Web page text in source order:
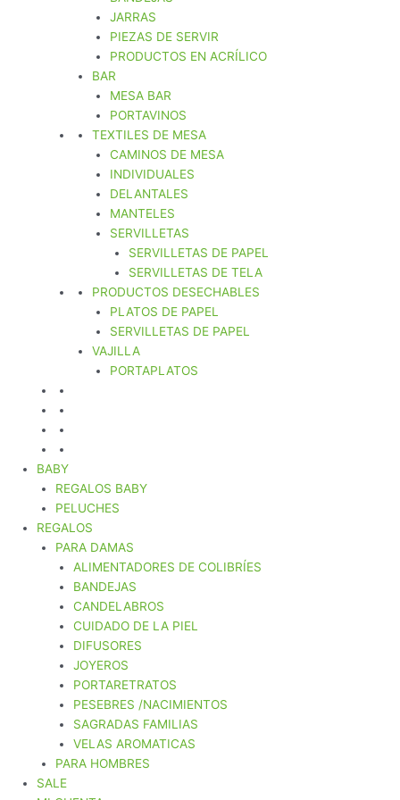
JARRAS
PIEZAS DE SERVIR
PRODUCTOS EN ACRÍLICO
BAR
MESA BAR
PORTAVINOS
TEXTILES DE MESA
CAMINOS DE MESA
INDIVIDUALES
DELANTALES
MANTELES
SERVILLETAS
SERVILLETAS DE PAPEL
SERVILLETAS DE TELA
PRODUCTOS DESECHABLES
PLATOS DE PAPEL
SERVILLETAS DE PAPEL
VAJILLA
PORTAPLATOS
BABY
REGALOS BABY
PELUCHES
REGALOS
PARA DAMAS
ALIMENTADORES DE COLIBRÍES
BANDEJAS
CANDELABROS
CUIDADO DE LA PIEL
DIFUSORES
JOYEROS
PORTARETRATOS
PESEBRES /NACIMIENTOS
SAGRADAS FAMILIAS
VELAS AROMATICAS
PARA HOMBRES
SALE